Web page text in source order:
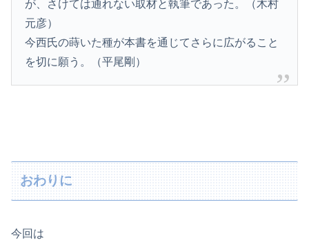
が、さけては通れない取材と執筆であった。（木村
元彦）
今西氏の蒔いた種が本書を通じてさらに広がること
を切に願う。（平尾剛）
おわりに
今回は